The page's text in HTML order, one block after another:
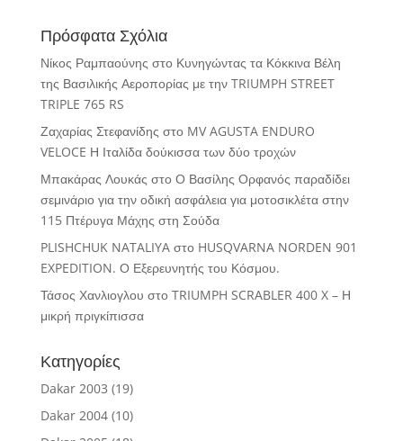
Πρόσφατα Σχόλια
Νίκος Ραμπαούνης στο Κυνηγώντας τα Κόκκινα Βέλη
της Βασιλικής Αεροπορίας με την TRIUMPH STREET
TRIPLE 765 RS
Ζαχαρίας Στεφανίδης στο MV AGUSTA ENDURO
VELOCE Η Ιταλίδα δούκισσα των δύο τροχών
Μπακάρας Λουκάς στο Ο Βασίλης Ορφανός παραδίδει
σεμινάριο για την οδική ασφάλεια για μοτοσικλέτα στην
115 Πτέρυγα Μάχης στη Σούδα
PLISHCHUK NATALIYAστο HUSQVARNA NORDEN 901
EXPEDITION. Ο Εξερευνητής του Κόσμου.
Τάσος Χανλιογλου στο TRIUMPH SCRABLER 400 X – Η
μικρή πριγκίπισσα
Κατηγορίες
Dakar 2003 (19)
Dakar 2004(10)